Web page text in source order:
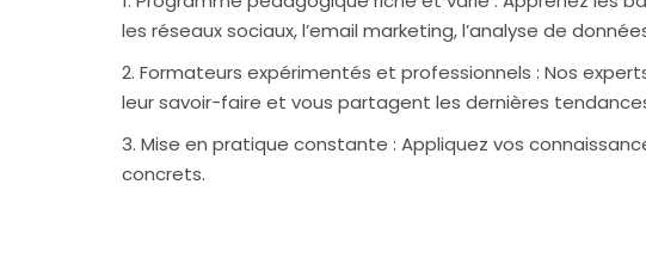
les réseaux sociaux, l’email marketing, l’analyse de
Formateurs expérimentés et professionnels : Nos
leur savoir-faire et vous partagent les dernières
Mise en pratique constante : Appliquez vos
concrets.